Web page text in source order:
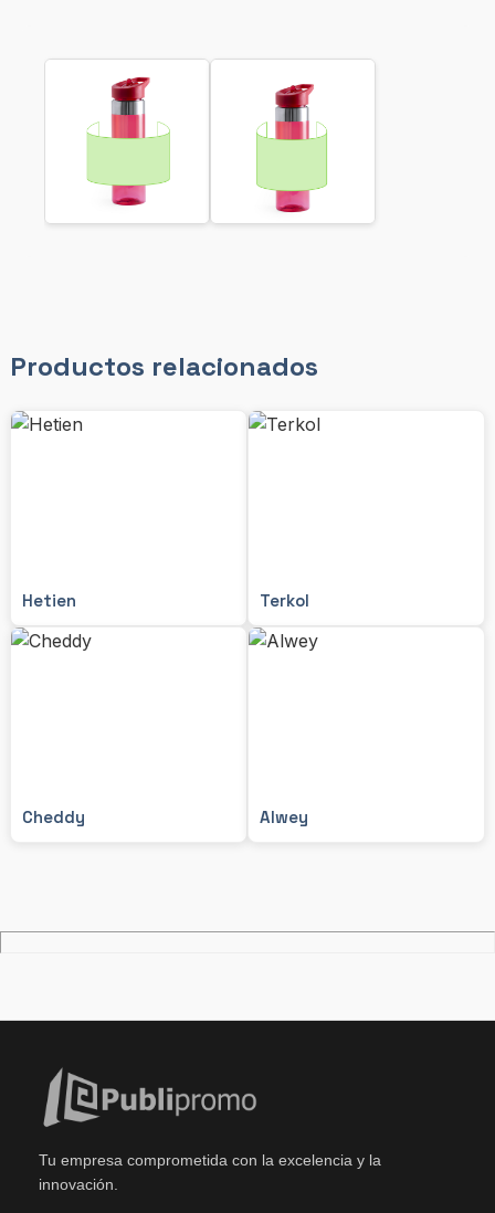
Productos relacionados
Hetien Terkol
Cheddy Alwey
Tu empresa comprometida con la excelencia y la
innovación.